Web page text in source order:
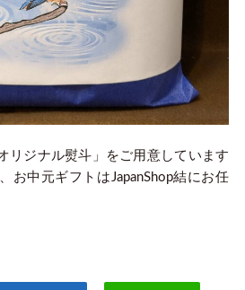
リジナル熨斗」をご用意しています
お中元ギフトはJapanShop結にお任